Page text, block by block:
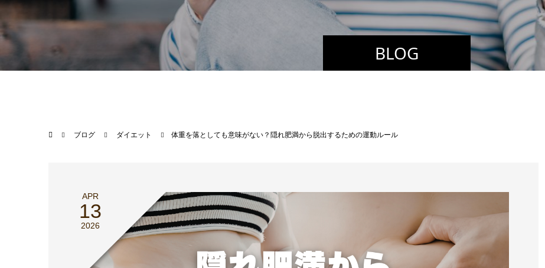
BLOG
ブログ ダイエット 体重を落としても意味がない？隠れ肥満から脱出するための運動ルール
APR
13
2026